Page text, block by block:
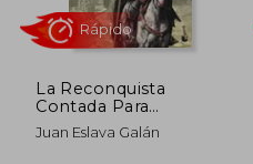
La Reconquista
Contada Para
Escépticos: Edición
Limitada a Precio
Juan Eslava Galán